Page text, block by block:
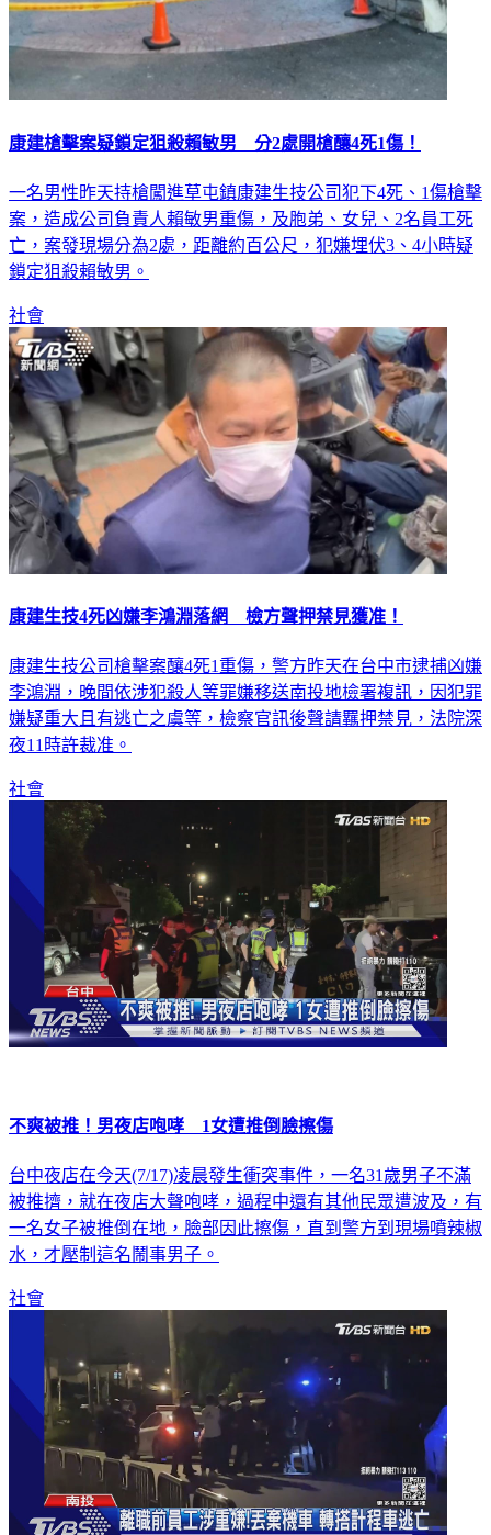
康建槍擊案疑鎖定狙殺賴敏男 分2處開槍釀4死1傷！
一名男性昨天持槍闖進草屯鎮康建生技公司犯下4死、1傷槍擊
案，造成公司負責人賴敏男重傷，及胞弟、女兒、2名員工死
亡，案發現場分為2處，距離約百公尺，犯嫌埋伏3、4小時疑
鎖定狙殺賴敏男。
社會
康建生技4死凶嫌李鴻淵落網 檢方聲押禁見獲准！
康建生技公司槍擊案釀4死1重傷，警方昨天在台中市逮捕凶嫌
李鴻淵，晚間依涉犯殺人等罪嫌移送南投地檢署複訊，因犯罪
嫌疑重大且有逃亡之虞等，檢察官訊後聲請羈押禁見，法院深
夜11時許裁准。
社會
不爽被推！男夜店咆哮 1女遭推倒臉擦傷
台中夜店在今天(7/17)凌晨發生衝突事件，一名31歲男子不滿
被推擠，就在夜店大聲咆哮，過程中還有其他民眾遭波及，有
一名女子被推倒在地，臉部因此擦傷，直到警方到現場噴辣椒
水，才壓制這名鬧事男子。
社會